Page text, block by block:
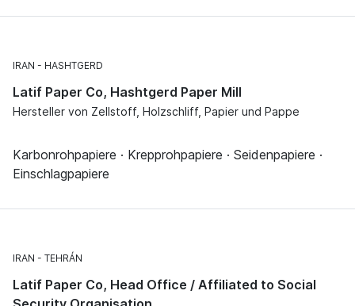
IRAN HASHTGERD
Latif Paper Co, Hashtgerd Paper Mill
Hersteller von Zellstoff, Holzschliff, Papier und Pappe
Karbonrohpapiere · Krepprohpapiere · Seidenpapiere ·
Einschlagpapiere
IRAN TEHRÁN
Latif Paper Co, Head Office / Affiliated to Social